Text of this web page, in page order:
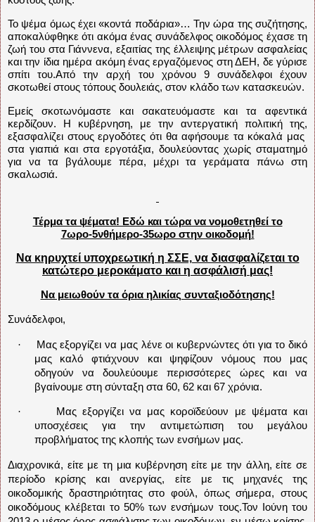
Το ψέμα όμως έχει «κοντά ποδάρια»… Την ώρα της συζήτησης,
αποκαλύφθηκε ότι ακόμα ένας συνάδελφος οικοδόμος έχασε τη
ζωή του στα Γιάννενα, εξαιτίας της έλλειψης μέτρων ασφαλείας
και την ίδια ημέρα ακόμη ένας εργαζόμενος στη ΔΕΗ, δε γύρισε
σπίτι του.Από την αρχή του χρόνου 9 συνάδελφοι έχουν
σκοτωθεί στους τόπους δουλειάς, στον κλάδο των κατασκευών.
Εμείς σκοτωνόμαστε και σακατευόμαστε και τα αφεντικά
κερδίζουν. Η κυβέρνηση, με την αντεργατική πολιτική της,
εξασφαλίζει στους εργοδότες ότι θα αφήσουμε τα κόκαλά μας
στα γιαπιά και στα εργοτάξια, δουλεύοντας χωρίς σταματημό
για να τα βγάλουμε πέρα, μέχρι τα γεράματα πάνω στη
σκαλωσιά.
Τέρμα τα ψέματα! Εδώ και τώρα να νομοθετηθεί το
7ωρο-5νθήμερο-35ωρο στην οικοδομή!
Να κηρυχτεί υποχρεωτική η ΣΣΕ, να διασφαλίζεται το
κατώτερο μεροκάματο και η ασφάλισή μας!
Να μειωθούν τα όρια ηλικίας συνταξιοδότησης!
Συνάδελφοι,
·
Μας εξοργίζει να μας λένε οι κυβερνώντες ότι για το δικό
μας καλό φτιάχνουν και ψηφίζουν νόμους που μας
οδηγούν να δουλεύουμε περισσότερες ώρες και να
βγαίνουμε στη σύνταξη στα 60, 62 και 67 χρόνια.
·
Μας εξοργίζει να μας κοροϊδεύουν με ψέματα και
υποσχέσεις για την αντιμετώπιση του μεγάλου
προβλήματος της κλοπής των ενσήμων μας.
Διαχρονικά, είτε με τη μια κυβέρνηση είτε με την άλλη, είτε σε
περίοδο κρίσης και ανεργίας, είτε με τις μηχανές της
οικοδομικής δραστηριότητας στο φούλ, όπως σήμερα, στους
οικοδόμους κλέβεται το 50% των ενσήμων τους.Τον Ιούνη του